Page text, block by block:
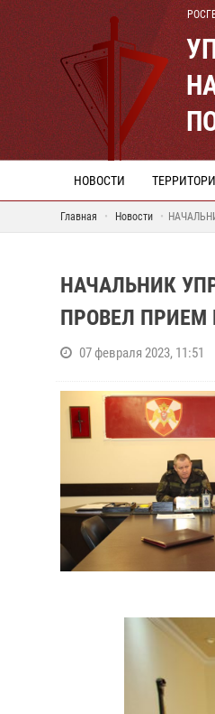
НОВОСТИ
Главная Новости
НАЧАЛЬНИК
ПРОВЕЛ
07 февраля 2023, 11:51